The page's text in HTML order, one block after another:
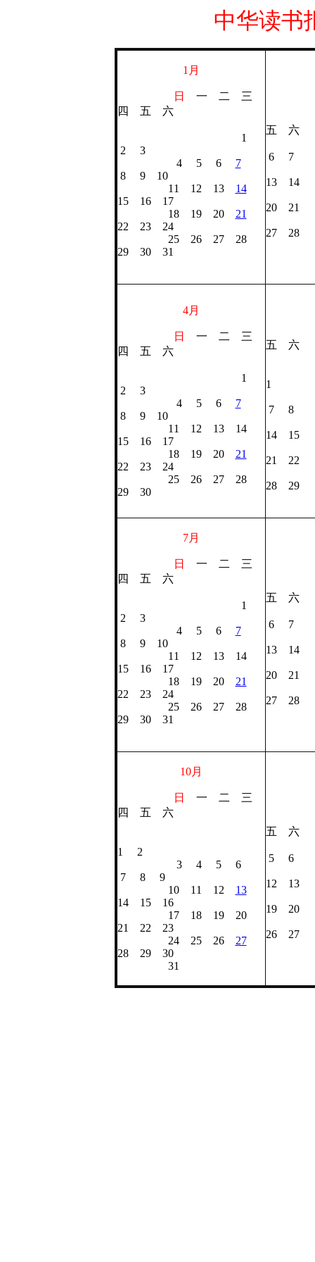
中华读书
1月
日
一 二 三
四 五 六
1
2 3
4 5 6 7
8 9 10
11 12 13 14
15 16 17
18 19 20 21
22 23 24
25 26 27 28
29 30 31
五 六
6 7
13 14
20 21
27 28
4月
日
一 二 三
四 五 六
1
2 3
4 5 6 7
8 9 10
11 12 13 14
15 16 17
18 19 20 21
22 23 24
25 26 27 28
29 30
五 六
1
7 8
14 15
21 22
28 29
7月
日
一 二 三
四 五 六
1
2 3
4 5 6 7
8 9 10
11 12 13 14
15 16 17
18 19 20 21
22 23 24
25 26 27 28
29 30 31
五 六
6 7
13 14
20 21
27 28
10月
日
一 二 三
四 五 六
1 2
3 4 5 6
7 8 9
10 11 12 13
14 15 16
17 18 19 20
21 22 23
24 25 26 27
28 29 30
31
五 六
5 6
12 13
19 20
26 27